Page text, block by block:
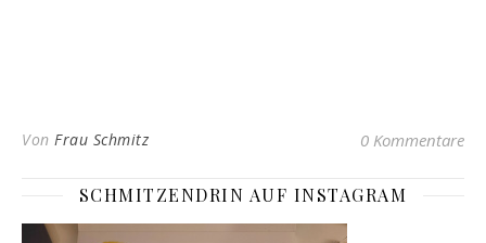
Von Frau Schmitz 0 Kommentare
SCHMITZENDRIN AUF INSTAGRAM